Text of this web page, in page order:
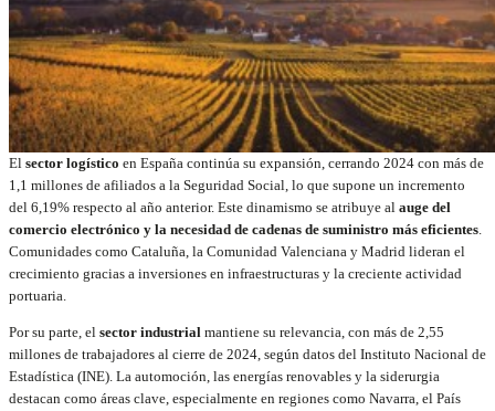
El sector logístico en España continúa su expansión, cerrando 2024 con más de
1,1 millones de afiliados a la Seguridad Social, lo que supone un incremento
del 6,19% respecto al año anterior. Este dinamismo se atribuye al auge del
comercio electrónico y la necesidad de cadenas de suministro más eficientes.
Comunidades como Cataluña, la Comunidad Valenciana y Madrid lideran el
crecimiento gracias a inversiones en infraestructuras y la creciente actividad
portuaria.
Por su parte, el sector industrial mantiene su relevancia, con más de 2,55
millones de trabajadores al cierre de 2024, según datos del Instituto Nacional de
Estadística (INE). La automoción, las energías renovables y la siderurgia
destacan como áreas clave, especialmente en regiones como Navarra, el País